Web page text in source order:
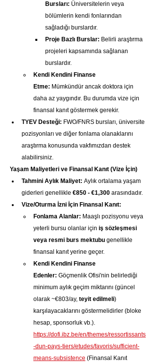
Bursları: Üniversitelerin veya
bölümlerin kendi fonlarından
sağladığı burslardır.
Proje Bazlı Burslar: Belirli araştırma
projeleri kapsamında sağlanan
burslardır.
Kendi Kendini Finanse
Etme: Mümkündür ancak doktora için
daha az yaygındır. Bu durumda vize için
finansal kanıt göstermek gerekir.
TYEV Desteği: FWO/FNRS bursları, üniversite
pozisyonları ve diğer fonlama olanaklarını
araştırma konusunda vakfımızdan destek
alabilirsiniz.
Yaşam Maliyetleri ve Finansal Kanıt (Vize İçin)
Tahmini Aylık Maliyet: Aylık ortalama yaşam
giderleri genellikle €850 - €1,300 arasındadır.
Vize/Oturma İzni İçin Finansal Kanıt:
Fonlama Alanlar: Maaşlı pozisyonu veya
yeterli bursu olanlar için iş sözleşmesi
veya resmi burs mektubu genellikle
finansal kanıt yerine geçer.
Kendi Kendini Finanse
Edenler: Göçmenlik Ofisi'nin belirlediği
minimum aylık geçim miktarını (güncel
olarak ~€803/ay, teyit edilmeli)
karşılayacaklarını göstermelidirler (bloke
hesap, sponsorluk vb.).
https://dofi.ibz.be/en/themes/ressortissants
-dun-pays-tiers/etudes/favoris/sufficient-
means-subsistence (Finansal Kanıt